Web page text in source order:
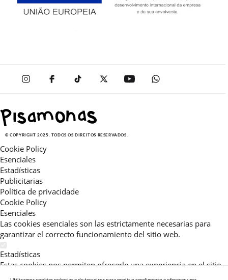
© COPYRIGHT 2025. TODOS OS DIREITOS RESERVADOS.
Cookie Policy
Esenciales
Estadísticas
Publicitarias
Política de privacidade
Cookie Policy
Esenciales
Las cookies esenciales son las estrictamente necesarias para
garantizar el correcto funcionamiento del sitio web.
Estadísticas
Estas cookies nos permiten ofrecerle una experiencia en el sitio
adaptada a su navegación (recomendaciones de producto